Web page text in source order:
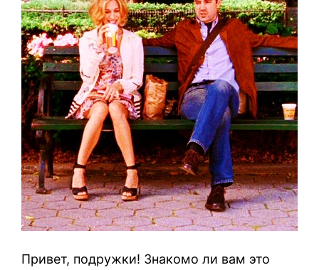
Привет, подружки! Знакомо ли вам это